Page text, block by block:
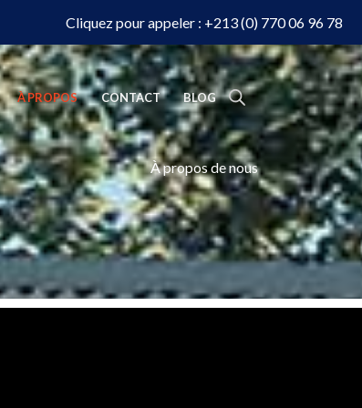
Cliquez pour appeler : +213 (0) 770 06 96 78
À PROPOS CONTACT BLOG
À propos de nous